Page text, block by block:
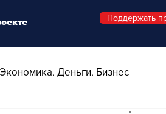
Экономика. Деньги. Бизнес
Поддержать